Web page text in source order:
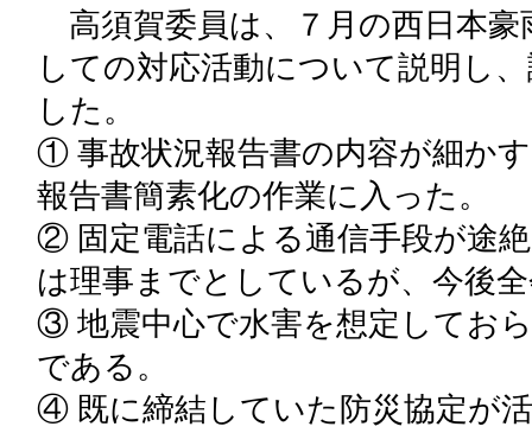
高須賀委員は、７月の西日本豪
しての対応活動について説明し
した。
① 事故状況報告書の内容が細か
報告書簡素化の作業に入った。
② 固定電話による通信手段が途
は理事までとしているが、今後
③ 地震中心で水害を想定してお
である。
④ 既に締結していた防災協定が